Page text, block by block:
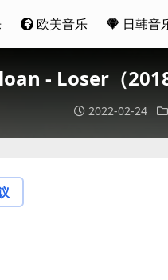
欧美音乐 日韩音
- Loser（
2022-02-24